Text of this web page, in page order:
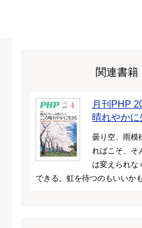
関連書籍
月刊PHP
晴れやかに
曇り空、雨模
ればこそ、そ
は変えられな
できる。虹を待つのもいいか